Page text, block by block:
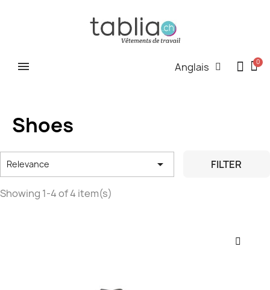
Anglais
Shoes
Relevance  FILTER
Showing 1-4 of 4 item(s)